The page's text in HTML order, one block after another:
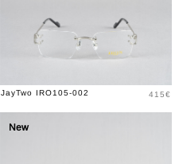
JayTwo IRO105-002 Prix
415€
New